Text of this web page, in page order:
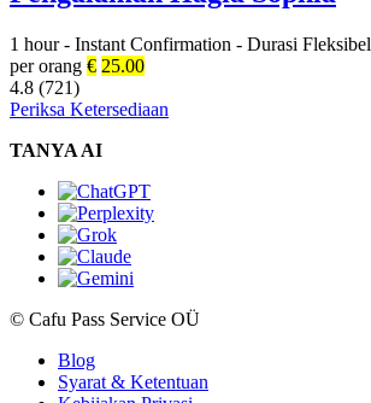
1 hour - Instant Confirmation - Durasi Fleksibel
per orang € 25.00
4.8 (721)
Periksa Ketersediaan
TANYA AI
© Cafu Pass Service OÜ
Blog
Syarat & Ketentuan